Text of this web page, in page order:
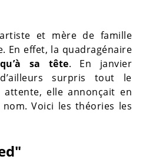
et mère de famille
En effet, la quadragénaire
sa tête. En janvier
surpris tout le
elle annonçait en
Voici les théories les